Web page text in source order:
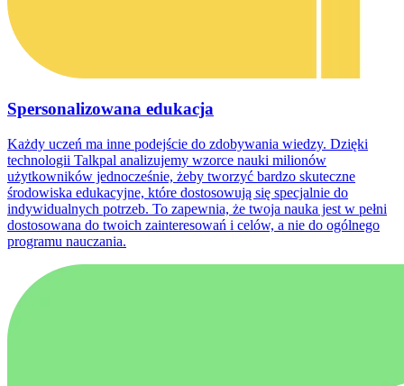
Spersonalizowana edukacja
Każdy uczeń ma inne podejście do zdobywania wiedzy. Dzięki
technologii Talkpal analizujemy wzorce nauki milionów
użytkowników jednocześnie, żeby tworzyć bardzo skuteczne
środowiska edukacyjne, które dostosowują się specjalnie do
indywidualnych potrzeb. To zapewnia, że twoja nauka jest w pełni
dostosowana do twoich zainteresowań i celów, a nie do ogólnego
programu nauczania.